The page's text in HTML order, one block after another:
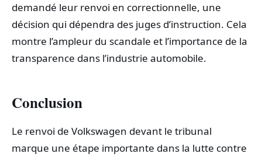
demandé leur renvoi en correctionnelle, une
décision qui dépendra des juges d’instruction. Cela
montre l’ampleur du scandale et l’importance de la
transparence dans l’industrie automobile.
Conclusion
Le renvoi de Volkswagen devant le tribunal
marque une étape importante dans la lutte contre